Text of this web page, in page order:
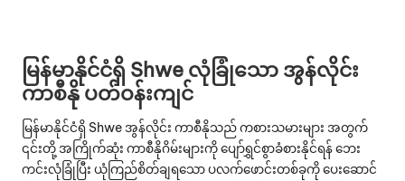
မြန်မာနိုင်ငံရှိ Shwe လုံခြုံသော အွန်လိုင်း
ကာစီနို ပတ်ဝန်းကျင်
မြန်မာနိုင်ငံရှိ Shwe အွန်လိုင်း ကာစီနိုသည် ကစားသမားများ အတွက်
၎င်းတို့ အကြိုက်ဆုံး ကာစီနိုဂိမ်းများကို ပျော်ရွှင်စွာခံစားနိုင်ရန် ဘေး
ကင်းလုံခြုံပြီး ယုံကြည်စိတ်ချရသော ပလက်ဖောင်းတစ်ခုကို ပေးဆောင်